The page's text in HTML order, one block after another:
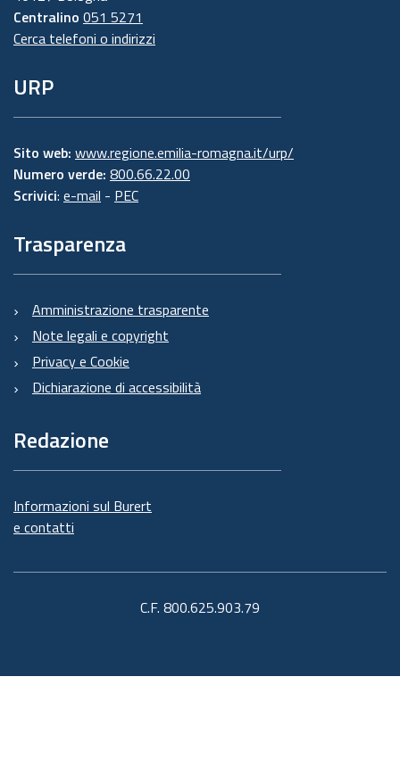
Centralino 051 5271
Cerca telefoni o indirizzi
URP
Sito web: www.regione.emilia-romagna.it/urp/
Numero verde: 800.66.22.00
Scrivici: e-mail - PEC
Trasparenza
Amministrazione trasparente
Note legali e copyright
Privacy e Cookie
Dichiarazione di accessibilità
Redazione
Informazioni sul Burert
e contatti
C.F. 800.625.903.79